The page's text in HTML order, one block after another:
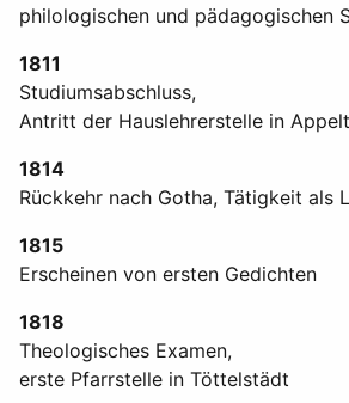
philologischen und pädagogischen
1811
Studiumsabschluss,
Antritt der Hauslehrerstelle in
1814
Rückkehr nach Gotha, Tätigkeit als
1815
Erscheinen von ersten Gedichten
1818
Theologisches Examen,
erste Pfarrstelle in Töttelstädt